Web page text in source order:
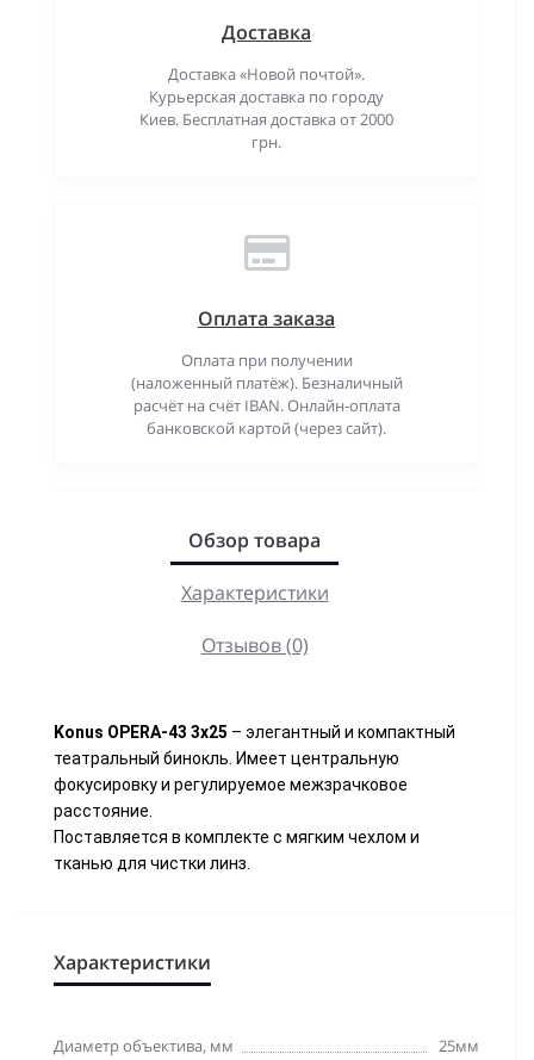
Доставка
Доставка «Новой почтой».
Курьерская доставка по городу
Киев. Бесплатная доставка от 2000
грн.
Оплата заказа
Оплата при получении
(наложенный платёж). Безналичный
расчёт на счёт IBAN. Онлайн-оплата
банковской картой (через сайт).
Обзор товара
Характеристики
Отзывов (0)
Konus OPERA-43 3x25 – элегантный и компактный
театральный бинокль. Имеет центральную
фокусировку и регулируемое межзрачковое
расстояние.
Поставляется в комплекте с мягким чехлом и
тканью для чистки линз.
Характеристики
Диаметр объектива, мм
25мм